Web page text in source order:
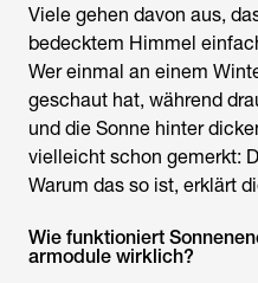
Viele gehen davon aus,
bedecktem Himmel
Wer einmal an einem
geschaut hat, während
und die Sonne hinter
vielleicht schon gemerkt:
Warum das so ist, erklärt
Wie funktioniert
armodule wirklich?